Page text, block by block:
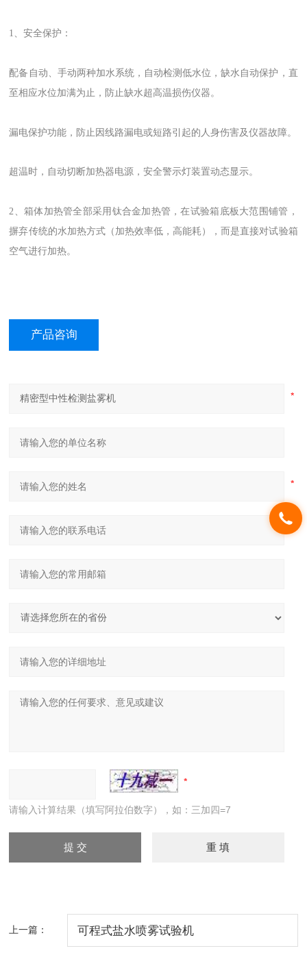
1、安全保护：
配备自动、手动两种加水系统，自动检测低水位，缺水自动保护，直
至相应水位加满为止，防止缺水超高温损伤仪器。
漏电保护功能，防止因线路漏电或短路引起的人身伤害及仪器故障。
超温时，自动切断加热器电源，安全警示灯装置动态显示。
2、箱体加热管全部采用钛合金加热管，在试验箱底板大范围铺管，
摒弃传统的水加热方式（加热效率低，高能耗），而是直接对试验箱
空气进行加热。
产品咨询
请输入计算结果（填写阿拉伯数字），如：三加四=7
上一篇： 可程式盐水喷雾试验机